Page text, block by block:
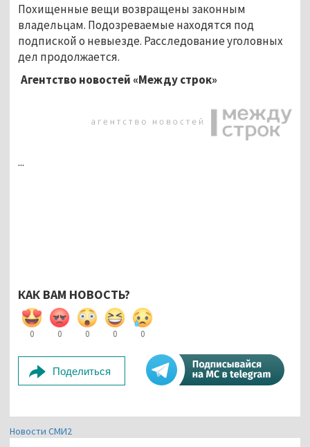
Похищенные вещи возвращены законным
владельцам. Подозреваемые находятся под
подпиской о невыезде. Расследование уголовных
дел продолжается.
Агентство новостей «Между строк»
...
КАК ВАМ НОВОСТЬ?
0 0 0 0 0
Поделиться
Новости СМИ2